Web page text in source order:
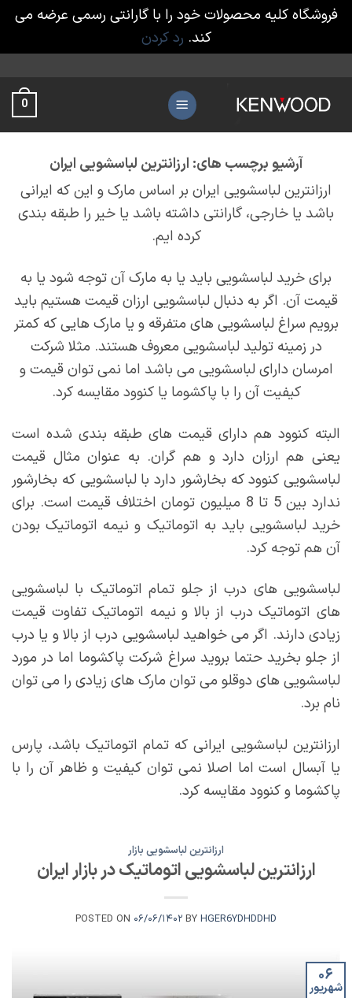
فروشگاه کلیه محصولات خود را با گارانتی رسمی عرضه می
کند. رد کردن
content
0
آرشیو برچسب های: ارزانترین لباسشویی ایران
ارزانترین لباسشویی ایران بر اساس مارک و این که ایرانی
باشد یا خارجی، گارانتی داشته باشد یا خیر را طبقه بندی
کرده ایم.
برای خرید لباسشویی باید یا به مارک آن توجه شود یا به
قیمت آن. اگر به دنبال لباسشویی ارزان قیمت هستیم باید
برویم سراغ لباسشویی های متفرقه و یا مارک هایی که کمتر
در زمینه تولید لباسشویی معروف هستند. مثلا شرکت
امرسان دارای لباسشویی می باشد اما نمی توان قیمت و
کیفیت آن را با پاکشوما یا کنوود مقایسه کرد.
البته کنوود هم دارای قیمت های طبقه بندی شده است
یعنی هم ارزان دارد و هم گران. به عنوان مثال قیمت
لباسشویی کنوود که بخارشور دارد با لباسشویی که بخارشور
ندارد بین 5 تا 8 میلیون تومان اختلاف قیمت است. برای
خرید لباسشویی باید به اتوماتیک و نیمه اتوماتیک بودن
آن هم توجه کرد.
لباسشویی های درب از جلو تمام اتوماتیک با لباسشویی
های اتوماتیک درب از بالا و نیمه اتوماتیک تفاوت قیمت
زیادی دارند. اگر می خواهید لباسشویی درب از بالا و یا درب
از جلو بخرید حتما بروید سراغ شرکت پاکشوما اما در مورد
لباسشویی های دوقلو می توان مارک های زیادی را می توان
نام برد.
ارزانترین لباسشویی ایرانی که تمام اتوماتیک باشد، پارس
یا آبسال است اما اصلا نمی توان کیفیت و ظاهر آن را با
پاکشوما و کنوود مقایسه کرد.
ارزانترین لباسشویی بازار
ارزانترین لباسشویی اتوماتیک در بازار ایران
POSTED ON ۰۶/۰۶/۱۴۰۲ BY HGER6YDHDDHD
۰۶
شهریور